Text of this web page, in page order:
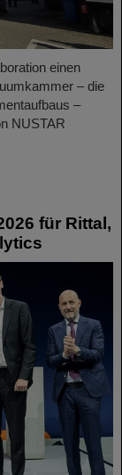
einen
– die
–
NUSTAR
für Rittal,